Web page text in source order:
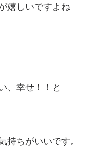
嬉しいですよね
、幸せ！！と
ちがいいです。